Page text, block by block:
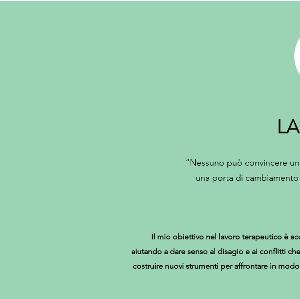
“Nessuno può convincere
una porta di
Il mio obiettivo nel lavoro terapeutico è
aiutando a dare senso al disagio e ai conflitti
costruire nuovi strumenti per affrontare in